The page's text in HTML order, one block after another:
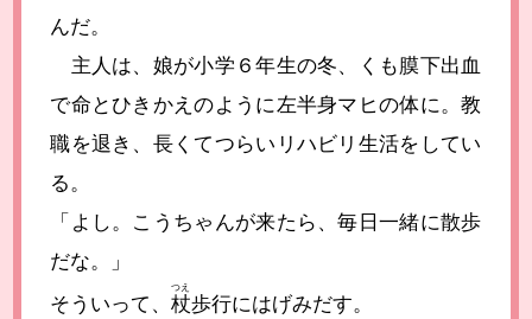
んだ。
主人は、娘が小学６年生の冬、くも膜下出血
で命とひきかえのように左半身マヒの体に。教
職を退き、長くてつらいリハビリ生活をしてい
る。
「よし。こうちゃんが来たら、毎日一緒に散歩
だな。」
そういって、杖
つえ
歩行にはげみだす。